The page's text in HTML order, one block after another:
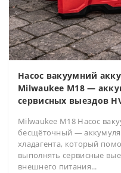
Насос вакуумний
Milwaukee M18 —
сервисных выездов
Milwaukee M18 Насос
бесщёточный —
хладагента, который
выполнять сервисные
внешнего питания...